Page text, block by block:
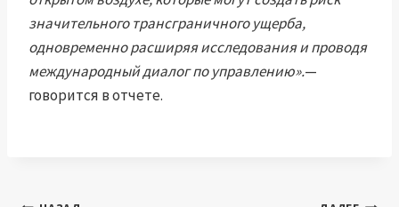
значительного трансграничного ущерба,
одновременно расширяя исследования и проводя
международный диалог по управлению».—
говорится в отчете.